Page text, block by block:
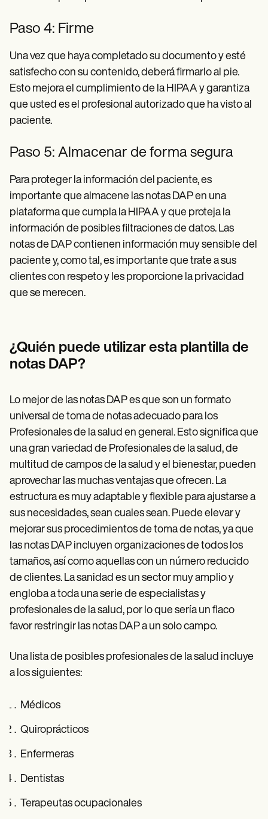
Paso 4: Firme
Una vez que haya completado su documento y esté
satisfecho con su contenido, deberá firmarlo al pie.
Esto mejora el cumplimiento de la HIPAA y garantiza
que usted es el profesional autorizado que ha visto al
paciente.
Paso 5: Almacenar de forma segura
Para proteger la información del paciente, es
importante que almacene las notas DAP en una
plataforma que cumpla la HIPAA y que proteja la
información de posibles filtraciones de datos. Las
notas de DAP contienen información muy sensible del
paciente y, como tal, es importante que trate a sus
clientes con respeto y les proporcione la privacidad
que se merecen.
¿Quién puede utilizar esta plantilla de
notas DAP?
Lo mejor de las notas DAP es que son un formato
universal de toma de notas adecuado para los
Profesionales de la salud en general. Esto significa que
una gran variedad de Profesionales de la salud, de
multitud de campos de la salud y el bienestar, pueden
aprovechar las muchas ventajas que ofrecen. La
estructura es muy adaptable y flexible para ajustarse a
sus necesidades, sean cuales sean. Puede elevar y
mejorar sus procedimientos de toma de notas, ya que
las notas DAP incluyen organizaciones de todos los
tamaños, así como aquellas con un número reducido
de clientes. La sanidad es un sector muy amplio y
engloba a toda una serie de especialistas y
profesionales de la salud, por lo que sería un flaco
favor restringir las notas DAP a un solo campo.
Una lista de posibles profesionales de la salud incluye
a los siguientes:
Médicos
Quiroprácticos
Enfermeras
Dentistas
Terapeutas ocupacionales